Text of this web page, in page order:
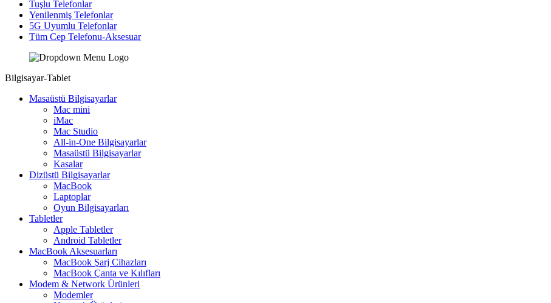
Tuşlu Telefonlar
Yenilenmiş Telefonlar
5G Uyumlu Telefonlar
Tüm Cep Telefonu-Aksesuar
Bilgisayar-Tablet
Masaüstü Bilgisayarlar
Mac mini
iMac
Mac Studio
All-in-One Bilgisayarlar
Masaüstü Bilgisayarlar
Kasalar
Dizüstü Bilgisayarlar
MacBook
Laptoplar
Oyun Bilgisayarları
Tabletler
Apple Tabletler
Android Tabletler
MacBook Aksesuarları
MacBook Şarj Cihazları
MacBook Çanta ve Kılıfları
Modem & Network Ürünleri
Modemler